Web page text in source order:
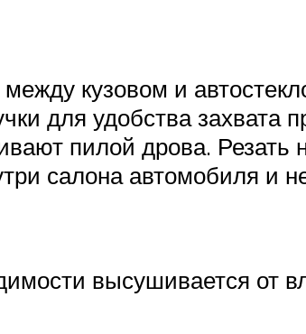
кузовом и
для удобства захвата
пилой дрова. Резать
салона автомобиля и
высушивается от